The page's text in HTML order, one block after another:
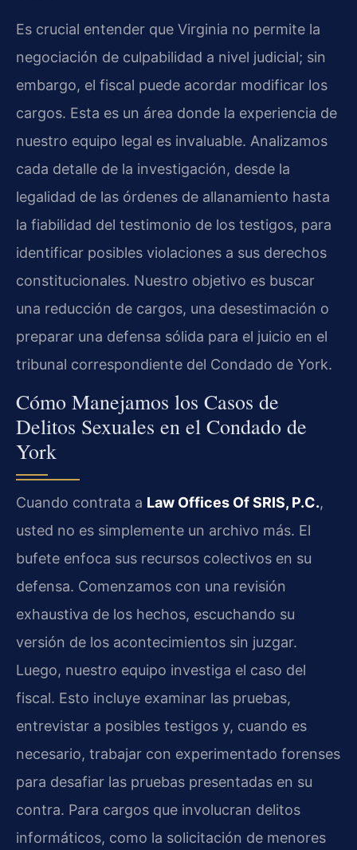
Es crucial entender que Virginia no permite la
negociación de culpabilidad a nivel judicial; sin
embargo, el fiscal puede acordar modificar los
cargos. Esta es un área donde la experiencia de
nuestro equipo legal es invaluable. Analizamos
cada detalle de la investigación, desde la
legalidad de las órdenes de allanamiento hasta
la fiabilidad del testimonio de los testigos, para
identificar posibles violaciones a sus derechos
constitucionales. Nuestro objetivo es buscar
una reducción de cargos, una desestimación o
preparar una defensa sólida para el juicio en el
tribunal correspondiente del Condado de York.
Cómo Manejamos los Casos de
Delitos Sexuales en el Condado de
York
Cuando contrata a Law Offices Of SRIS, P.C.,
usted no es simplemente un archivo más. El
bufete enfoca sus recursos colectivos en su
defensa. Comenzamos con una revisión
exhaustiva de los hechos, escuchando su
versión de los acontecimientos sin juzgar.
Luego, nuestro equipo investiga el caso del
fiscal. Esto incluye examinar las pruebas,
entrevistar a posibles testigos y, cuando es
necesario, trabajar con experimentado forenses
para desafiar las pruebas presentadas en su
contra. Para cargos que involucran delitos
informáticos, como la solicitación de menores